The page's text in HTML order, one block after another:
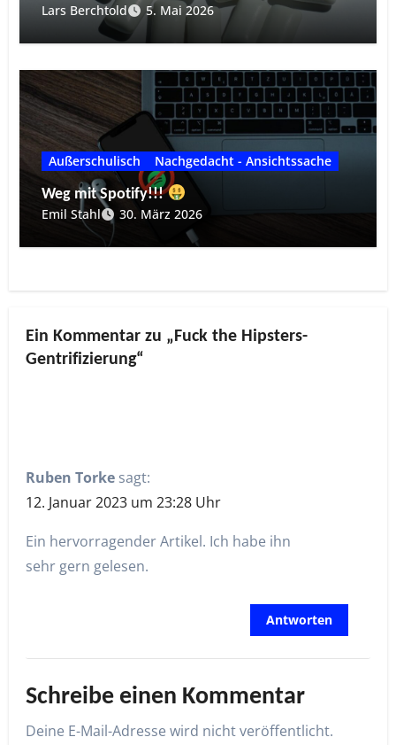
Lars Berchtold
5. Mai 2026
Außerschulisch Nachgedacht - Ansichtssache
Weg mit Spotify!!!
Emil Stahl
30. März 2026
Ein Kommentar zu „Fuck the Hipsters-
Gentrifizierung“
Ruben Torke sagt:
12. Januar 2023 um 23:28 Uhr
Ein hervorragender Artikel. Ich habe ihn
sehr gern gelesen.
Antworten
Schreibe einen Kommentar
Deine E-Mail-Adresse wird nicht veröffentlicht.